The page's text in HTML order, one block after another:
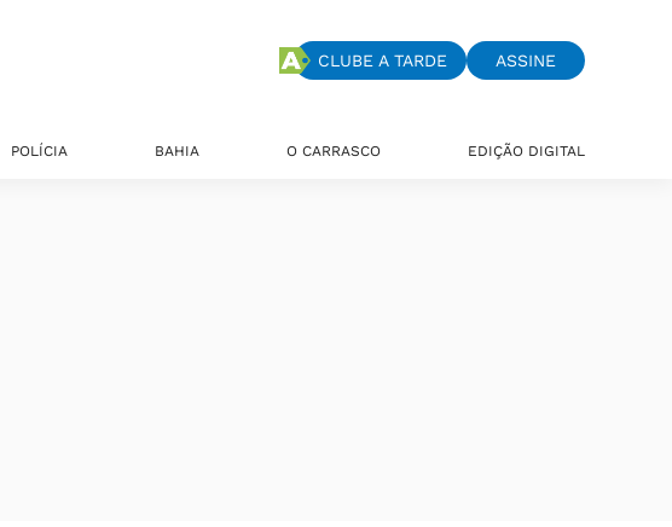
CLUBE A TARDE ASSINE
POLÍCIA BAHIA O CARRASCO EDIÇÃO DIGITAL